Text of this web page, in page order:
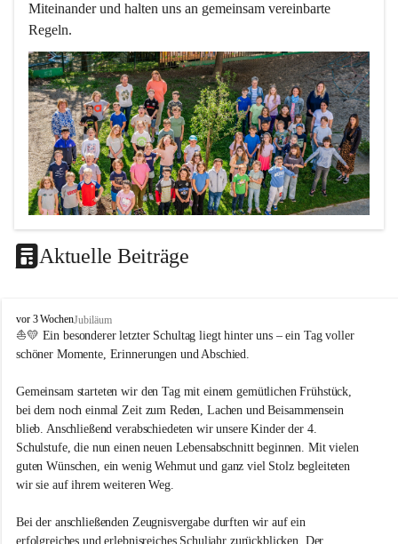
Miteinander und halten uns an gemeinsam vereinbarte
Regeln.
Unterrichtsqualität
Es ist uns wichtig …
durch das Angebot verschiedener Unterrichtsformen
ein motiviertes Lernklima zu schaffen.
Grundtechniken zu vermitteln und zu üben.
die Selbsttätigkeit der SchülerInnen zu fördern.
dass die SchülerInnen ihre Stärken erkennen und ihre
durch ein Angebot verschiedener Lern-, Spiel- und
Erholungsbereiche die individuellen Bedürfnisse und
Aktuelle Beiträge
V
o
l
s
s
c
h
u
l
e
t
vor 3 WochenJubiläum
⛵💛 Ein besonderer letzter Schultag liegt hinter uns – ein Tag voller
schöner Momente, Erinnerungen und Abschied.
Gemeinsam starteten wir den Tag mit einem gemütlichen Frühstück,
bei dem noch einmal Zeit zum Reden, Lachen und Beisammensein
blieb. Anschließend verabschiedeten wir unsere Kinder der 4.
Schulstufe, die nun einen neuen Lebensabschnitt beginnen. Mit vielen
guten Wünschen, ein wenig Wehmut und ganz viel Stolz begleiteten
wir sie auf ihrem weiteren Weg.
Bei der anschließenden Zeugnisvergabe durften wir auf ein
erfolgreiches und erlebnisreiches Schuljahr zurückblicken. Der